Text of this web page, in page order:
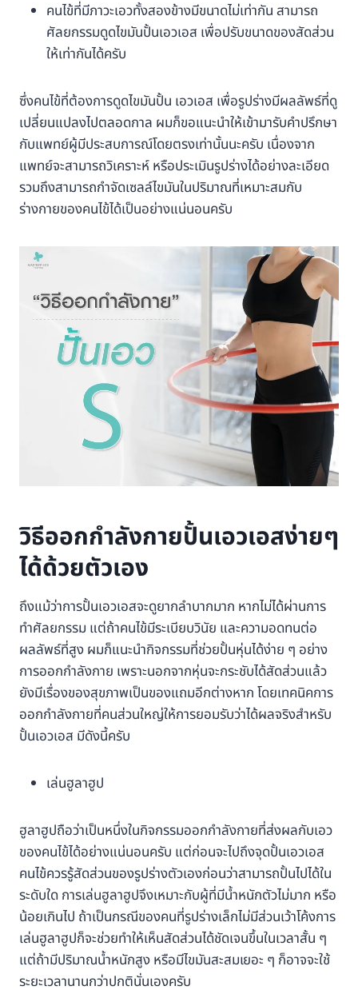
คนไข้ที่มีภาวะเอวทั้งสองข้างมีขนาดไม่เท่ากัน สามารถ
ศัลยกรรมดูดไขมันปั้นเอวเอส เพื่อปรับขนาดของสัดส่วน
ให้เท่ากันได้ครับ
ซึ่งคนไข้ที่ต้องการดูดไขมันปั้น เอวเอส เพื่อรูปร่างมีผลลัพธ์ที่ดู
เปลี่ยนแปลงไปตลอดกาล ผมก็ขอแนะนำให้เข้ามารับคำปรึกษา
กับแพทย์ผู้มีประสบการณ์โดยตรงเท่านั้นนะครับ เนื่องจาก
แพทย์จะสามารถวิเคราะห์ หรือประเมินรูปร่างได้อย่างละเอียด
รวมถึงสามารถกำจัดเซลล์ไขมันในปริมาณที่เหมาะสมกับ
ร่างกายของคนไข้ได้เป็นอย่างแน่นอนครับ
วิธีออกกำลังกายปั้นเอวเอสง่ายๆ
ได้ด้วยตัวเอง
ถึงแม้ว่าการปั้นเอวเอสจะดูยากลำบากมาก หากไม่ได้ผ่านการ
ทำศัลยกรรม แต่ถ้าคนไข้มีระเบียบวินัย และความอดทนต่อ
ผลลัพธ์ที่สูง ผมก็แนะนำกิจกรรมที่ช่วยปั้นหุ่นได้ง่าย ๆ อย่าง
การออกกำลังกาย เพราะนอกจากหุ่นจะกระชับได้สัดส่วนแล้ว
ยังมีเรื่องของสุขภาพเป็นของแถมอีกต่างหาก โดยเทคนิคการ
ออกกำลังกายที่คนส่วนใหญ่ให้การยอมรับว่าได้ผลจริงสำหรับ
ปั้นเอวเอส มีดังนี้ครับ
เล่นฮูลาฮูป
ฮูลาฮูปถือว่าเป็นหนึ่งในกิจกรรมออกกำลังกายที่ส่งผลกับเอว
ของคนไข้ได้อย่างแน่นอนครับ แต่ก่อนจะไปถึงจุดปั้นเอวเอส
คนไข้ควรรู้สัดส่วนของรูปร่างตัวเองก่อนว่าสามารถปั้นไปได้ใน
ระดับใด การเล่นฮูลาฮูปจึงเหมาะกับผู้ที่มีน้ำหนักตัวไม่มาก หรือ
น้อยเกินไป ถ้าเป็นกรณีของคนที่รูปร่างเล็กไม่มีส่วนเว้าโค้งการ
เล่นฮูลาฮูปก็จะช่วยทำให้เห็นสัดส่วนได้ชัดเจนขึ้นในเวลาสั้น ๆ
แต่ถ้ามีปริมาณน้ำหนักสูง หรือมีไขมันสะสมเยอะ ๆ ก็อาจจะใช้
ระยะเวลานานกว่าปกตินั่นเองครับ